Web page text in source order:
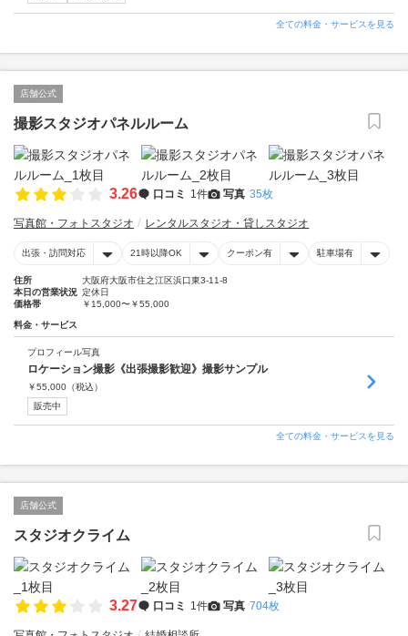
全ての料金・サービスを見る
店舗公式
撮影スタジオパネルルーム
3.26 口コミ 1件 写真 35枚
写真館・フォトスタジオ レンタルスタジオ・貸しスタジオ
出張・訪問対応 21時以降OK クーポン有 駐車場有
住所
大阪府大阪市住之江区浜口東3-11-8
本日の営業状況 定休日
価格帯
￥15,000〜￥55,000
料金・サービス
プロフィール写真
ロケーション撮影《出張撮影歓迎》撮影サンプル
￥55,000 （税込）
販売中
全ての料金・サービスを見る
店舗公式
スタジオクライム
3.27 口コミ 1件 写真 704枚